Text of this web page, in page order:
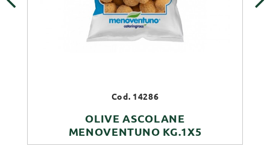
Cod. 14286
OLIVE ASCOLANE
MENOVENTUNO KG.1X5